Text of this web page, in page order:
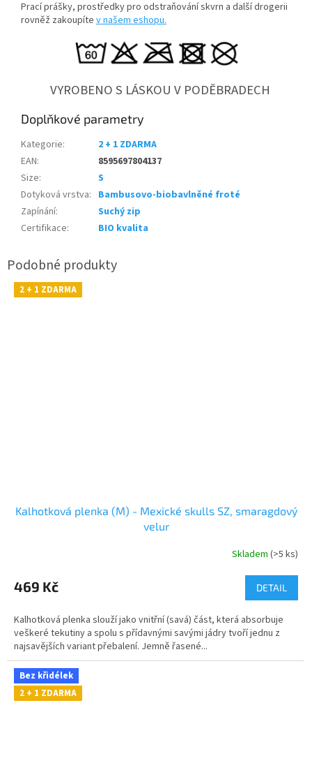
Prací prášky, prostředky pro odstraňování skvrn a další drogerii
rovněž zakoupíte v našem eshopu.
VYROBENO S LÁSKOU V PODĚBRADECH
Doplňkové parametry
Kategorie:
2 + 1 ZDARMA
EAN:
8595697804137
Size:
S
Dotyková vrstva: Bambusovo-biobavlněné froté
Zapínání:
Suchý zip
Certifikace: BIO kvalita
2 + 1 ZDARMA
Kalhotková plenka (M) - Mexické skulls SZ, smaragdový
velur
Skladem (>5 ks)
469 Kč DETAIL
Kalhotková plenka slouží jako vnitřní (savá) část, která absorbuje
veškeré tekutiny a spolu s přídavnými savými jádry tvoří jednu z
najsavějších variant přebalení. Jemně řasené...
Bez křidélek
2 + 1 ZDARMA